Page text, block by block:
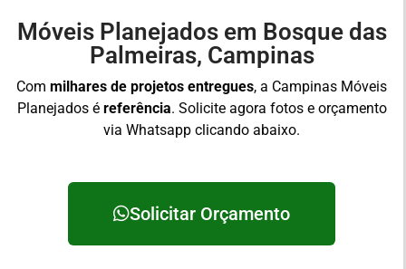
Móveis Planejados em Bosque das
Palmeiras, Campinas
Com milhares de projetos entregues, a Campinas Móveis
Planejados é referência. Solicite agora fotos e orçamento
via Whatsapp clicando abaixo.
Solicitar Orçamento